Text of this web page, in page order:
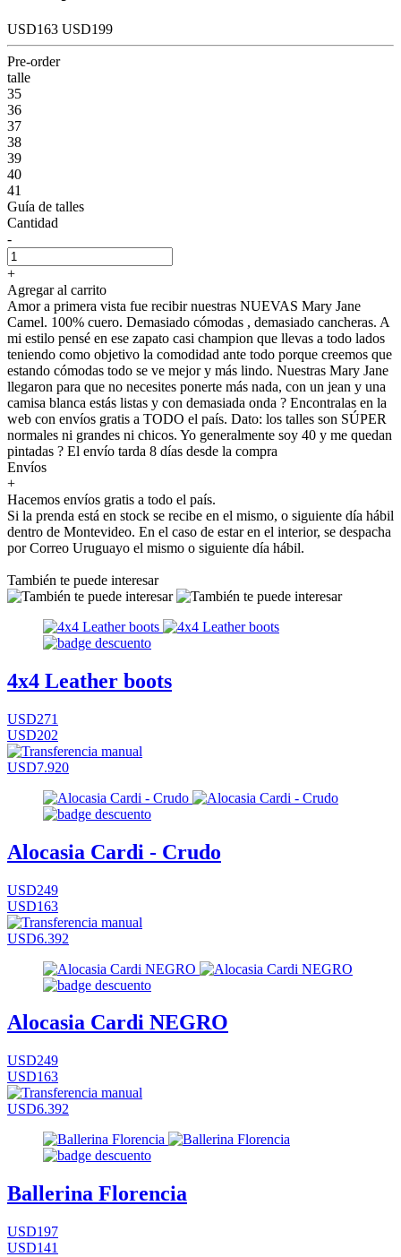
USD163 USD199
Pre-order
talle
35
36
37
38
39
40
41
Guía de talles
Cantidad
-
+
Agregar al carrito
Amor a primera vista fue recibir nuestras NUEVAS Mary Jane
Camel. 100% cuero. Demasiado cómodas , demasiado cancheras. A
mi estilo pensé en ese zapato casi champion que llevas a todo lados
teniendo como objetivo la comodidad ante todo porque creemos que
estando cómodas todo se ve mejor y más lindo. Nuestras Mary Jane
llegaron para que no necesites ponerte más nada, con un jean y una
camisa blanca estás listas y con demasiada onda ? Encontralas en la
web con envíos gratis a TODO el país. Dato: los talles son SÚPER
normales ni grandes ni chicos. Yo generalmente soy 40 y me quedan
pintadas ? El envío tarda 8 días desde la compra
Envíos
+
Hacemos envíos gratis a todo el país.
Si la prenda está en stock se recibe en el mismo, o siguiente día hábil
dentro de Montevideo. En el caso de estar en el interior, se despacha
por Correo Uruguayo el mismo o siguiente día hábil.
También te puede interesar
4x4 Leather boots
USD271
USD202
USD7.920
Alocasia Cardi - Crudo
USD249
USD163
USD6.392
Alocasia Cardi NEGRO
USD249
USD163
USD6.392
Ballerina Florencia
USD197
USD141